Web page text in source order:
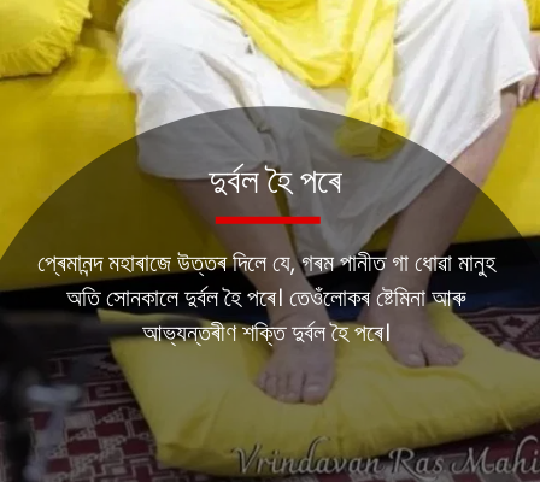
প্ৰেমানন্দ মহাৰাজে উত্তৰ দিলে যে, গৰম পানীত গা ধোৱা মানুহ
অতি সোনকালে দুৰ্বল হৈ পৰে। তেওঁলোকৰ ষ্টেমিনা আৰু
আভ্যন্তৰীণ শক্তি দুৰ্বল হৈ পৰে।
দুৰ্বল হৈ পৰে